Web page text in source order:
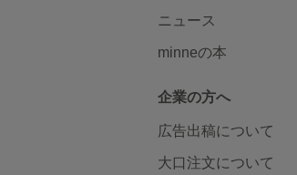
ニュース
minneの本
企業の方へ
広告出稿について
大口注文について